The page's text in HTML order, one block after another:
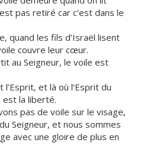
pas retiré car c’est dans le
quand les fils d’Israël lisent
couvre leur cœur.
au Seigneur, le voile est
l’Esprit, et là où l’Esprit du
est la liberté.
pas de voile sur le visage,
Seigneur, et nous sommes
avec une gloire de plus en